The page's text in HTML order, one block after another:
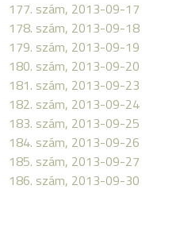
177. szám, 2013-09-17
178. szám, 2013-09-18
179. szám, 2013-09-19
180. szám, 2013-09-20
181. szám, 2013-09-23
182. szám, 2013-09-24
183. szám, 2013-09-25
184. szám, 2013-09-26
185. szám, 2013-09-27
186. szám, 2013-09-30